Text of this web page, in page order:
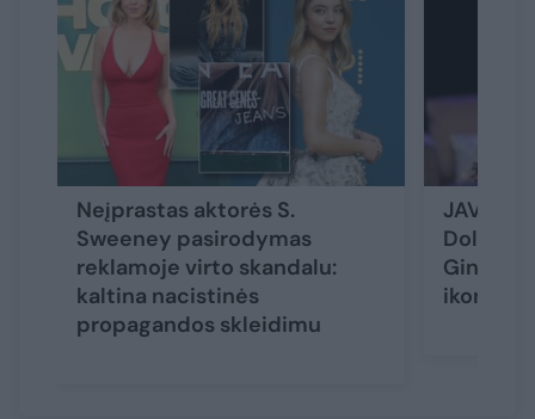
Neįprastas aktorės S.
Sweeney pasirodymas
reklamoje virto skandalu:
kaltina nacistinės
propagandos skleidimu
JAV
Dolly
Gineso
ikona